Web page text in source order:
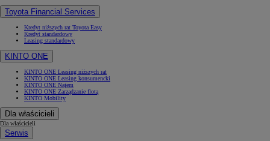
Toyota Financial Services
Kredyt niższych rat Toyota Easy
Kredyt standardowy
Leasing standardowy
KINTO ONE
KINTO ONE Leasing niższych rat
KINTO ONE Leasing konsumencki
KINTO ONE Najem
KINTO ONE Zarządzanie flotą
KINTO Mobility
Dla właścicieli
Dla właścicieli
Serwis